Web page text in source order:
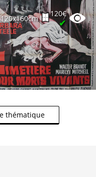
120x160cm
120€
✔
thématique